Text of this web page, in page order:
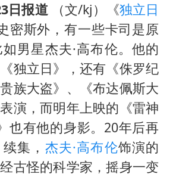
王艺迪2-4不敌张本美和止步4强
上门女婿出轨女邻居多年被判重婚罪
上海大部迎大暴雨
女子发现前夫婚内与第三者育子
以军士兵把枪口对准中国记者
笔试第一被劝弃考涉事副校长被撤职
《龙餐馆》 冲奖
构建更高水平的全民健身公共服务体系
日报道（文/kj）《独立日
密斯外，有一些卡司是原
男星杰夫·高布伦。他的
独立日》，还有《侏罗纪
族大盗》、《布达佩斯大
演，而明年上映的《雷神
也有他的身影。20年后再
集， 杰夫·高布伦饰演的
古怪的科学家，摇身一变